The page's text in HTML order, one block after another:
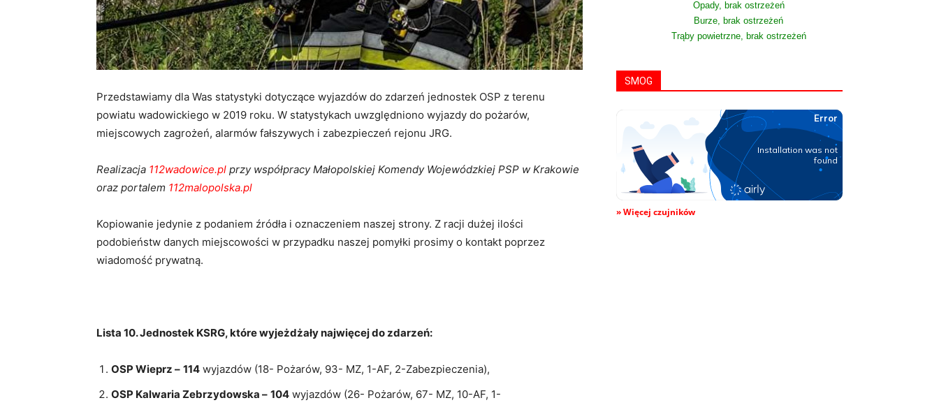
Przedstawiamy dla Was statystyki dotyczące wyjazdów do zdarzeń jednostek OSP z terenu
powiatu wadowickiego w 2019 roku. W statystykach uwzględniono wyjazdy do pożarów,
miejscowych zagrożeń, alarmów fałszywych i zabezpieczeń rejonu JRG.
Realizacja 112wadowice.pl przy współpracy Małopolskiej Komendy Wojewódzkiej PSP w Krakowie
oraz portalem 112malopolska.pl
Kopiowanie jedynie z podaniem źródła i oznaczeniem naszej strony. Z racji dużej ilości
podobieństw danych miejscowości w przypadku naszej pomyłki prosimy o kontakt poprzez
wiadomość prywatną.
Lista 10. Jednostek KSRG, które wyjeżdżały najwięcej do zdarzeń:
OSP Wieprz – 114 wyjazdów (18- Pożarów, 93- MZ, 1-AF, 2-Zabezpieczenia),
OSP Kalwaria Zebrzydowska – 104 wyjazdów (26- Pożarów, 67- MZ, 10-AF, 1-
Opady, brak ostrzeżeń
Burze, brak ostrzeżeń
Trąby powietrzne, brak ostrzeżeń
SMOG
» Więcej czujników